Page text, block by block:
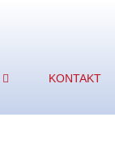
KONTAKT